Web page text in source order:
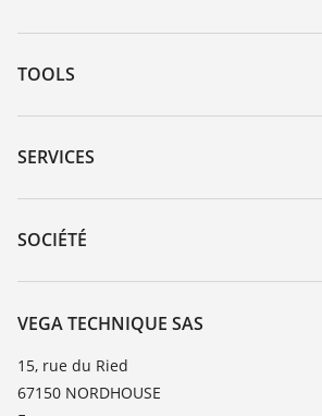
TOOLS
Téléchargements
Recherche par numéro de série
DTM Collection/PACTware
SERVICES
Retour d'appareil
Formations
TeamViewer
SOCIÉTÉ
Carrière
À propos de VEGA
Contact
News
VEGA TECHNIQUE SAS
15, rue du Ried
67150 NORDHOUSE